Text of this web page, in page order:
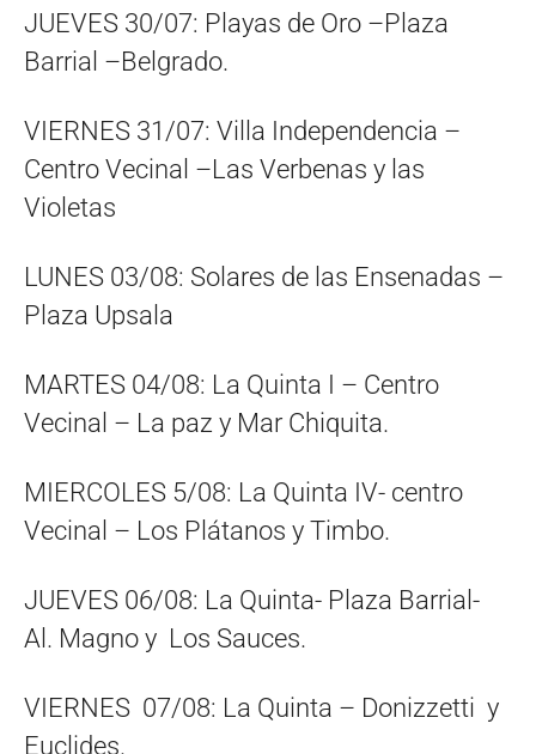
JUEVES 30/07: Playas de Oro –Plaza
Barrial –Belgrado.
VIERNES 31/07: Villa Independencia –
Centro Vecinal –Las Verbenas y las
Violetas
LUNES 03/08: Solares de las Ensenadas –
Plaza Upsala
MARTES 04/08: La Quinta I – Centro
Vecinal – La paz y Mar Chiquita.
MIERCOLES 5/08: La Quinta IV- centro
Vecinal – Los Plátanos y Timbo.
JUEVES 06/08: La Quinta- Plaza Barrial-
Al. Magno y Los Sauces.
VIERNES 07/08: La Quinta – Donizzetti y
Euclides.